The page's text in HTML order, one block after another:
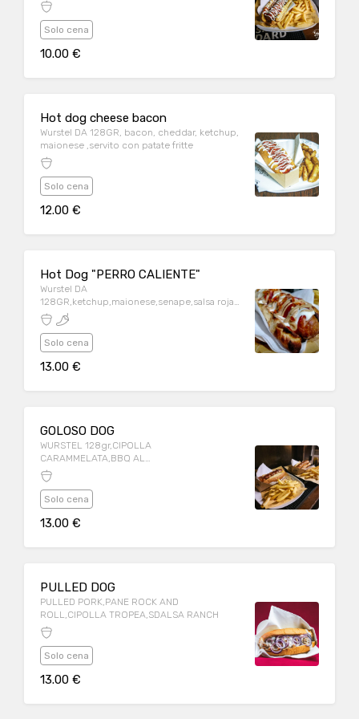
Solo cena
10.00 €
Hot dog cheese bacon
Wurstel DA 128GR, bacon, cheddar, ketchup,
maionese ,servito con patate fritte
Solo cena
12.00 €
Hot Dog "PERRO CALIENTE"
Wurstel DA
128GR,ketchup,maionese,senape,salsa roja
habanero,cipolla croccante,chips,servito
con patate fritte
Solo cena
13.00 €
GOLOSO DOG
WURSTEL 128gr,CIPOLLA
CARAMMELATA,BBQ AL
WHISKY,FONTINA,CHEDDAR,servito con
patate fritte
Solo cena
13.00 €
PULLED DOG
PULLED PORK,PANE ROCK AND
ROLL,CIPOLLA TROPEA,SDALSA RANCH
Solo cena
13.00 €